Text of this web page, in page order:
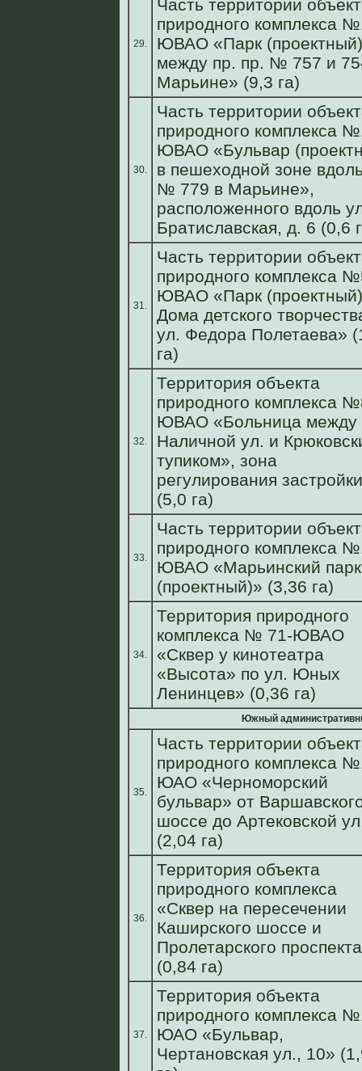
29.
Часть территории
природного комплекса
ЮВАО «Парк (проектный)
между пр. пр. № 757 и
Марьине» (9,3 га)
30.
Часть территории
природного комплекса
ЮВАО «Бульвар
в пешеходной зоне
№ 779 в Марьине»,
расположенного вдоль
Братиславская, д. 6 (0,6
31.
Часть территории
природного комплекса
ЮВАО «Парк
Дома детского
ул. Федора Полетаева»
га)
32.
Территория объекта
природного комплекса
ЮВАО «Больница между
Наличной ул. и
тупиком», зона
регулирования
(5,0 га)
33.
Часть территории
природного комплекса
ЮВАО «Марьинский парк
(проектный)» (3,36 га)
34.
Территория природного
комплекса № 71-ЮВАО
«Сквер у кинотеатра
«Высота» по ул. Юных
Ленинцев» (0,36 га)
Южный
35.
Часть территории
природного комплекса
ЮАО «Черноморский
бульвар» от
шоссе до Артековской
(2,04 га)
36.
Территория объекта
природного комплекса
«Сквер на пересечении
Каширского шоссе и
Пролетарского
(0,84 га)
37.
Территория объекта
природного комплекса
ЮАО «Бульвар,
Чертановская ул., 10»